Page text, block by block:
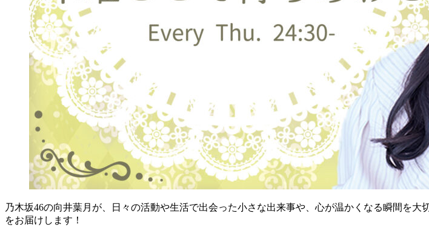
乃木坂46の向井葉月が、日々の活動や生活で出会った小さな出来事や、心が温かくなる瞬間を
をお届けします！